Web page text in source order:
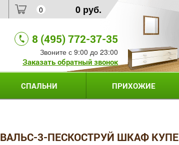
0 0 руб.
8 (495) 772-37-35
Звоните с 9:00 до 23:00
Заказать обратный звонок
СПАЛЬНИ ПРИХОЖИЕ
ВАЛЬС-3-ПЕСКОСТРУЙ ШКАФ КУПЕ